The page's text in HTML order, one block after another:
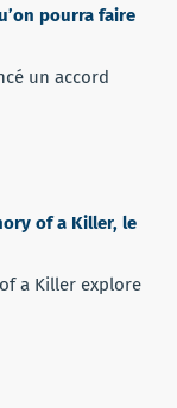
pourra faire
un accord
of a Killer, le
a Killer explore